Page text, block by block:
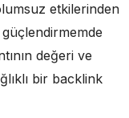
etkilerinden
değeri ve
bir backlink